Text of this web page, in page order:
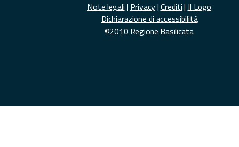
Note legali | Privacy| Crediti | Il Logo
Dichiarazione di accessibilità
©2010 Regione Basilicata